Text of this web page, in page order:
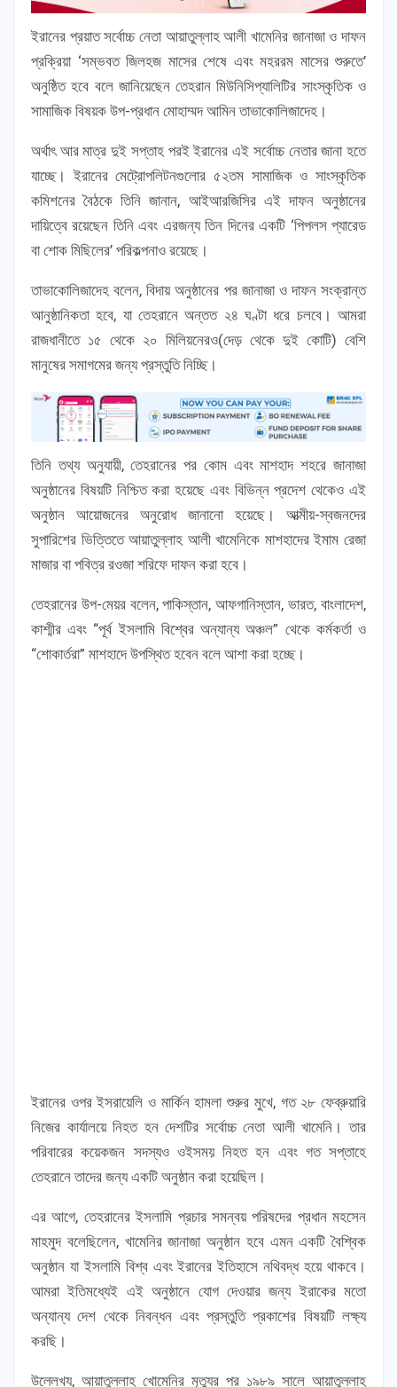
ইরানের প্রয়াত সর্বোচ্চ নেতা আয়াতুল্লাহ আলী খামেনির জানাজা ও দাফন
প্রক্রিয়া ‘সম্ভবত জিলহজ মাসের শেষে এবং মহররম মাসের শুরুতে’
অনুষ্ঠিত হবে বলে জানিয়েছেন তেহরান মিউনিসিপ্যালিটির সাংস্কৃতিক ও
সামাজিক বিষয়ক উপ-প্রধান মোহাম্মদ আমিন তাভাকোলিজাদেহ।
অর্থাৎ আর মাত্র দুই সপ্তাহ পরই ইরানের এই সর্বোচ্চ নেতার জানা হতে
যাচ্ছে। ইরানের মেট্রোপলিটনগুলোর ৫২তম সামাজিক ও সাংস্কৃতিক
কমিশনের বৈঠকে তিনি জানান, আইআরজিসির এই দাফন অনুষ্ঠানের
দায়িত্বে রয়েছেন তিনি এবং এরজন্য তিন দিনের একটি ‘পিপলস প্যারেড
বা শোক মিছিলের’ পরিকল্পনাও রয়েছে।
তাভাকোলিজাদেহ বলেন, বিদায় অনুষ্ঠানের পর জানাজা ও দাফন সংক্রান্ত
আনুষ্ঠানিকতা হবে, যা তেহরানে অন্তত ২৪ ঘণ্টা ধরে চলবে। আমরা
রাজধানীতে ১৫ থেকে ২০ মিলিয়নেরও(দেড় থেকে দুই কোটি) বেশি
মানুষের সমাগমের জন্য প্রস্তুতি নিচ্ছি।
তিনি তথ্য অনুযায়ী, তেহরানের পর কোম এবং মাশহাদ শহরে জানাজা
অনুষ্ঠানের বিষয়টি নিশ্চিত করা হয়েছে এবং বিভিন্ন প্রদেশ থেকেও এই
অনুষ্ঠান আয়োজনের অনুরোধ জানানো হয়েছে। আত্মীয়-স্বজনদের
সুপারিশের ভিত্তিতে আয়াতুল্লাহ আলী খামেনিকে মাশহাদের ইমাম রেজা
মাজার বা পবিত্র রওজা শরিফে দাফন করা হবে।
তেহরানের উপ-মেয়র বলেন, পাকিস্তান, আফগানিস্তান, ভারত, বাংলাদেশ,
কাশ্মীর এবং “পূর্ব ইসলামি বিশ্বের অন্যান্য অঞ্চল” থেকে কর্মকর্তা ও
“শোকার্তরা” মাশহাদে উপস্থিত হবেন বলে আশা করা হচ্ছে।
ইরানের ওপর ইসরায়েলি ও মার্কিন হামলা শুরুর মুখে, গত ২৮ ফেব্রুয়ারি
নিজের কার্যালয়ে নিহত হন দেশটির সর্বোচ্চ নেতা আলী খামেনি। তার
পরিবারের কয়েকজন সদস্যও ওইসময় নিহত হন এবং গত সপ্তাহে
তেহরানে তাদের জন্য একটি অনুষ্ঠান করা হয়েছিল।
এর আগে, তেহরানের ইসলামি প্রচার সমন্বয় পরিষদের প্রধান মহসেন
মাহমুদ বলেছিলেন, খামেনির জানাজা অনুষ্ঠান হবে এমন একটি বৈশ্বিক
অনুষ্ঠান যা ইসলামি বিশ্ব এবং ইরানের ইতিহাসে নথিবদ্ধ হয়ে থাকবে।
আমরা ইতিমধ্যেই এই অনুষ্ঠানে যোগ দেওয়ার জন্য ইরাকের মতো
অন্যান্য দেশ থেকে নিবন্ধন এবং প্রস্তুতি প্রকাশের বিষয়টি লক্ষ্য
করছি।
উল্লেখ্য, আয়াতুল্লাহ খোমেনির মৃত্যুর পর ১৯৮৯ সালে আয়াতুল্লাহ